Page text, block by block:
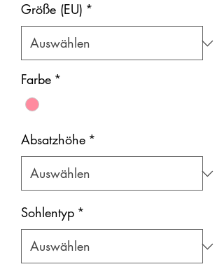
Größe (EU) *
Farbe *
Absatzhöhe *
Sohlentyp *